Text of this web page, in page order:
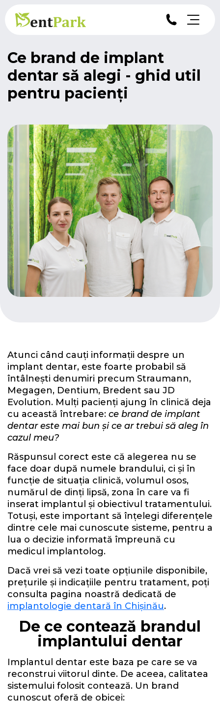
Ce brand de implant
dentar să alegi - ghid util
pentru pacienți
Atunci când cauți informații despre un
implant dentar, este foarte probabil să
întâlnești denumiri precum Straumann,
Megagen, Dentium, Bredent sau JD
Evolution. Mulți pacienți ajung în clinică deja
cu această întrebare: ce brand de implant
dentar este mai bun și ce ar trebui să aleg în
cazul meu?
Răspunsul corect este că alegerea nu se
face doar după numele brandului, ci și în
funcție de situația clinică, volumul osos,
numărul de dinți lipsă, zona în care va fi
inserat implantul și obiectivul tratamentului.
Totuși, este important să înțelegi diferențele
dintre cele mai cunoscute sisteme, pentru a
lua o decizie informată împreună cu
medicul implantolog.
Dacă vrei să vezi toate opțiunile disponibile,
prețurile și indicațiile pentru tratament, poți
consulta pagina noastră dedicată de
implantologie dentară în Chișinău.
De ce contează brandul
implantului dentar
Implantul dentar este baza pe care se va
reconstrui viitorul dinte. De aceea, calitatea
sistemului folosit contează. Un brand
cunoscut oferă de obicei: